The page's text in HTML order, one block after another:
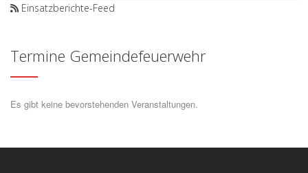
Einsatzberichte-Feed
Termine Gemeindefeuerwehr
Es gibt keine bevorstehenden Veranstaltungen.